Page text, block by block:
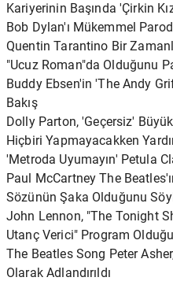
Kariyerinin Başında 'Çirkin
Bob Dylan'ı Mükemmel
Quentin Tarantino Bir
"Ucuz Roman"da Olduğunu
Buddy Ebsen'in 'The Andy
Bakış
Dolly Parton, 'Geçersiz'
Hiçbiri Yapmayacakken
'Metroda Uyumayın' Petula
Paul McCartney The
Sözünün Şaka Olduğunu
John Lennon, "The Tonight
Utanç Verici" Program
The Beatles Song Peter
Olarak Adlandırıldı